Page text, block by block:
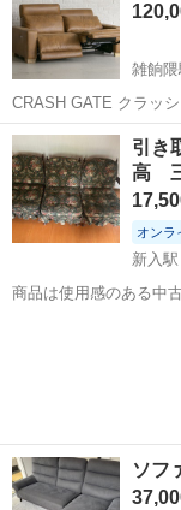
宅まで引...
雑餉隈
CRASH GATE クラッシュゲート 関家具 定価 236,500円(税込) ハー
デス リクライナーソフ
座面、フットレストの
常...
福岡 大野城市
引き
高
オンラ
新入駅
商品は使用感のある中
ソフ